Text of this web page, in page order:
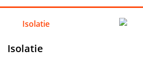
Isolatie